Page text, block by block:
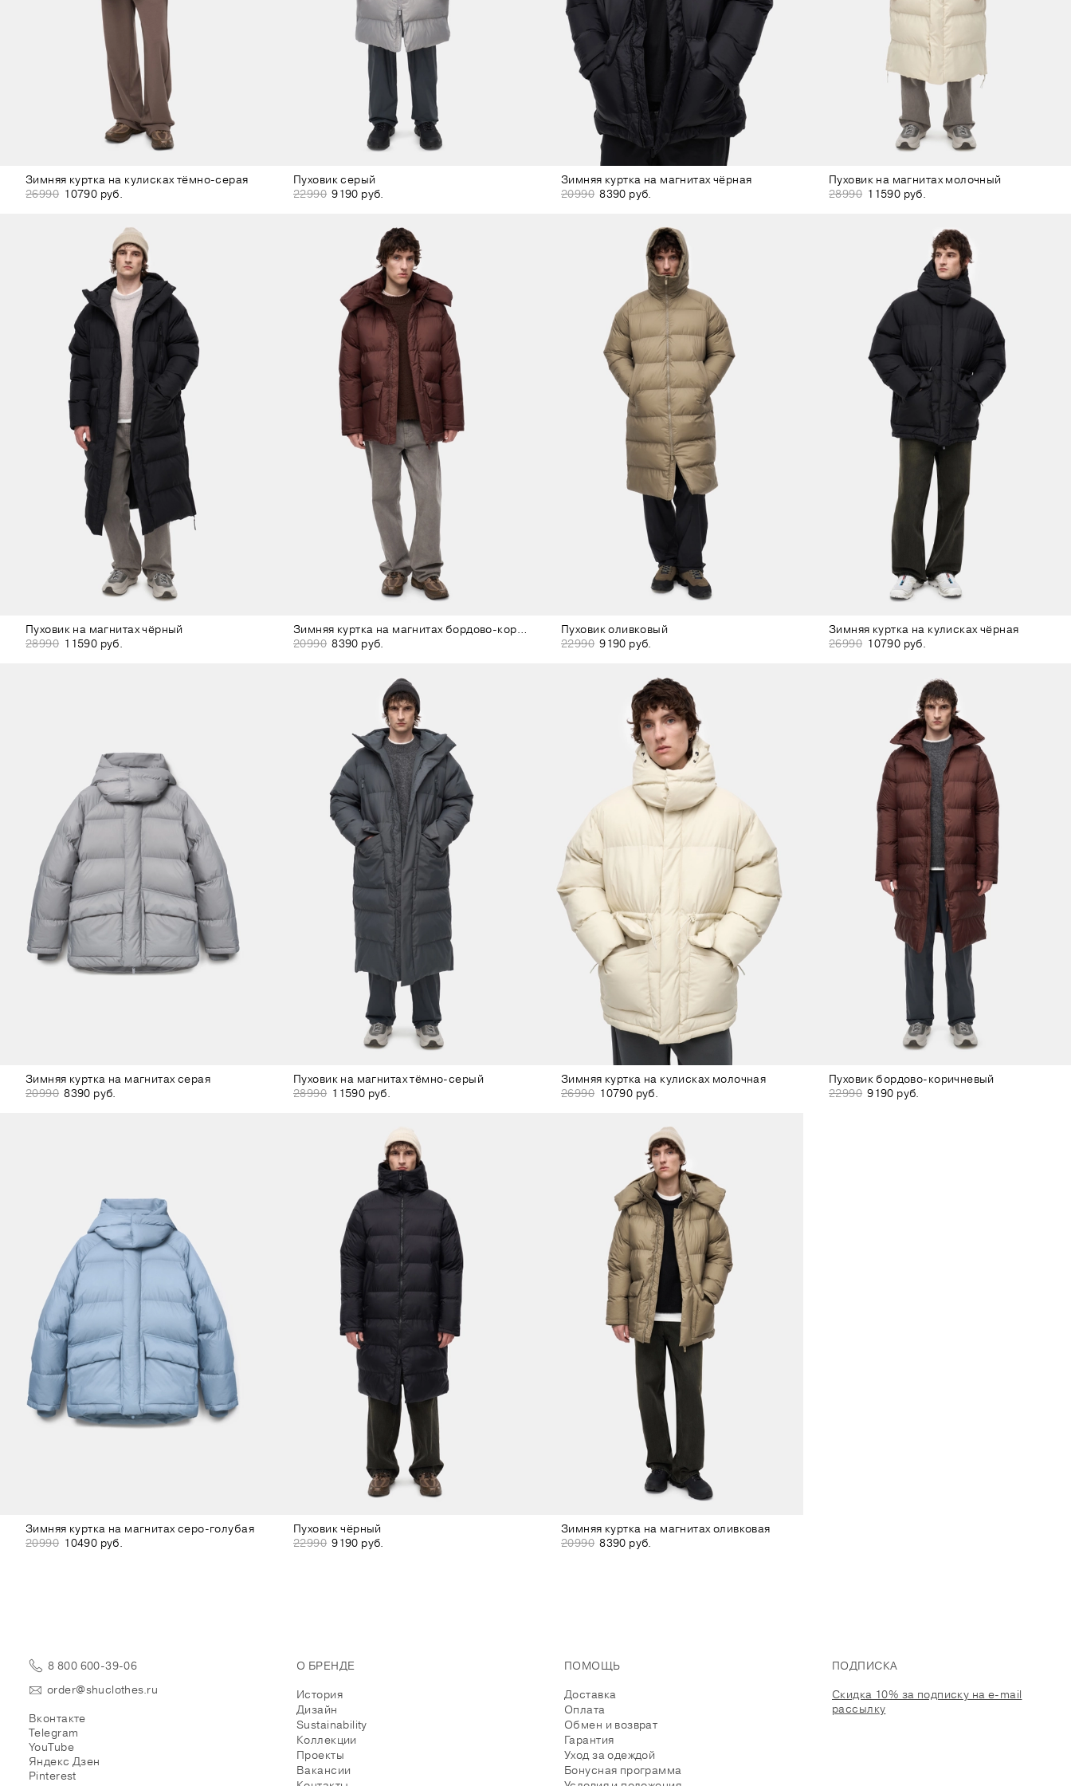
Зимняя куртка на кулисках тёмно-серая
26990 10790 руб.
Пуховик серый
22990 9190 руб.
Зимняя куртка на магнитах чёрная
20990 8390 руб.
Пуховик на магнитах молочный
28990 11590 руб.
Пуховик на магнитах чёрный
28990 11590 руб.
Зимняя куртка на магнитах бордово-коричневая
20990 8390 руб.
Пуховик оливковый
22990 9190 руб.
Зимняя куртка на кулисках чёрная
26990 10790 руб.
Зимняя куртка на магнитах серая
20990 8390 руб.
Пуховик на магнитах тёмно-серый
28990 11590 руб.
Зимняя куртка на кулисках молочная
26990 10790 руб.
Пуховик бордово-коричневый
22990 9190 руб.
Зимняя куртка на магнитах серо-голубая
20990 10490 руб.
Пуховик чёрный
22990 9190 руб.
Зимняя куртка на магнитах оливковая
20990 8390 руб.
8 800 600-39-06
order@shuclothes.ru
Вконтакте
Telegram
YouTube
Яндекс Дзен
Pinterest
О БРЕНДЕ
История
Дизайн
Sustainability
Коллекции
Проекты
Вакансии
ПОМОЩЬ
Доставка
Оплата
Обмен и возврат
Гарантия
Уход за одеждой
Бонусная программа
ПОДПИСКА
Скидка 10% за подписку на e-mail
рассылку